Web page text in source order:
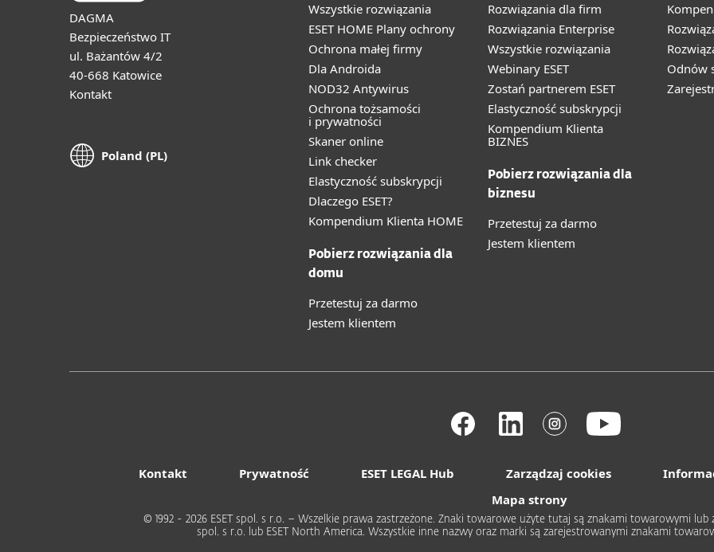
DAGMA
Bezpieczeństwo IT
ul. Bażantów 4/2
40-668 Katowice
Kontakt
Poland (PL)
Wszystkie rozwiązania
ESET HOME Plany ochrony
Ochrona małej firmy
Dla Androida
NOD32 Antywirus
Ochrona tożsamości
i prywatności
Skaner online
Link checker
Elastyczność subskrypcji
Dlaczego ESET?
Kompendium Klienta HOME
Pobierz rozwiązania dla
domu
Przetestuj za darmo
Jestem klientem
Rozwiązania dla firm
Rozwiązania Enterprise
Wszystkie rozwiązania
Webinary ESET
Zostań partnerem ESET
Elastyczność subskrypcji
Kompendium Klienta
BIZNES
Pobierz rozwiązania dla
biznesu
Przetestuj za darmo
Jestem klientem
Odnów
Kontakt Prywatność ESET LEGAL Hub Zarządzaj cookies
Mapa strony
© 1992 - 2026 ESET spol. s r.o. – Wszelkie prawa zastrzeżone. Znaki towarowe użyte tutaj są znakami towarowymi
spol. s r.o. lub ESET North America. Wszystkie inne nazwy oraz marki są zarejestrowanymi znakami